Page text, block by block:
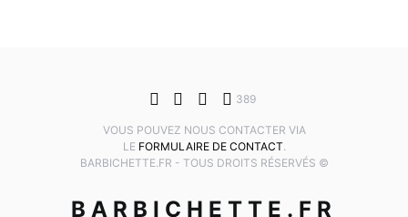
389
VOUS POUVEZ NOUS CONTACTER VIA
LE FORMULAIRE DE CONTACT.
BARBICHETTE.FR - TOUS DROITS RÉSERVÉS ©
BARBICHETTE.FR